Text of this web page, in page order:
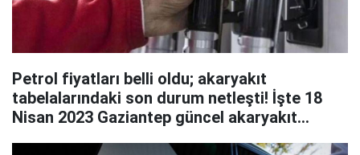
Petrol fiyatları belli oldu; akaryakıt
tabelalarındaki son durum netleşti! İşte 18
Nisan 2023 Gaziantep güncel akaryakıt